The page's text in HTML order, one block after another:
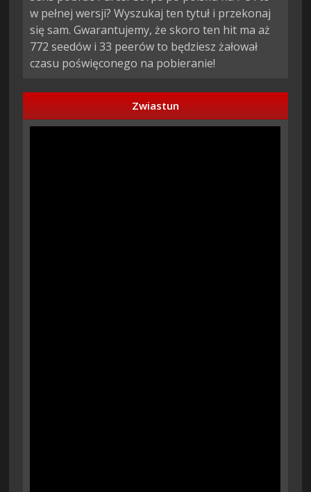
w pełnej wersji? Wyszukaj ten tytuł i przekonaj
się sam. Gwarantujemy, że skoro ten hit ma aż
772 seedów i 33 peerów to będziesz żałował
czasu poświęconego na pobieranie!
Zwiastun